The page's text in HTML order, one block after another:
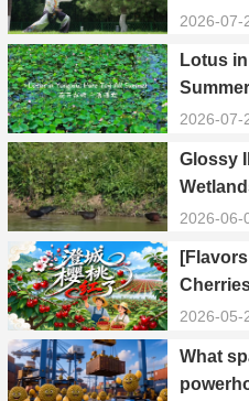
Fu
2026-07-
Lotus
Summer
2026-07-
Glossy
in
2026-06-
County
2026-05-
What